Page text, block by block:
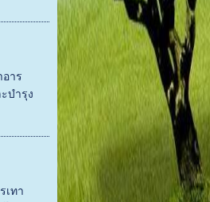
าร
บำรุง
เทา